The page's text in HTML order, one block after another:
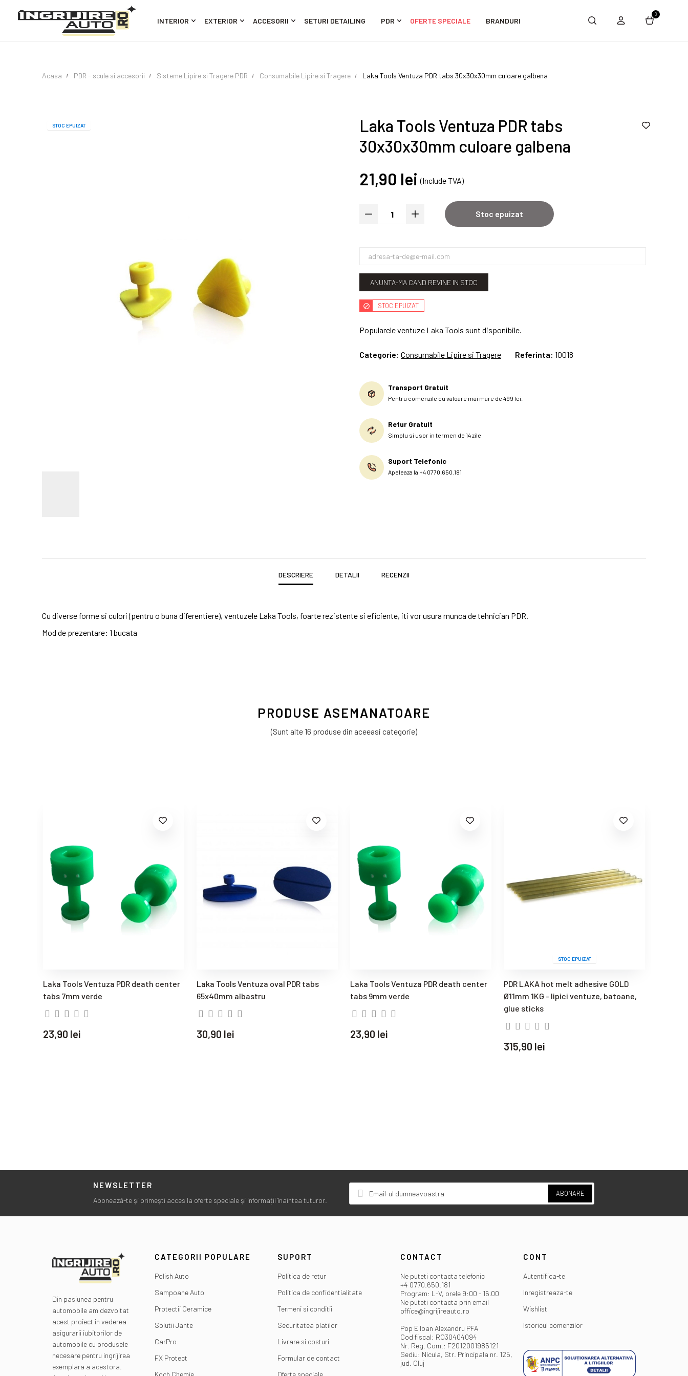
INTERIOR EXTERIOR ACCESORII SETURI DETAILING PDR OFERTE SPECIALE BRANDURI
0
Acasa PDR - scule si accesorii Sisteme Lipire si Tragere PDR Consumabile Lipire si Tragere Laka Tools Ventuza PDR tabs 30x30x30mm culoare galbena
STOC EPUIZAT
Laka Tools Ventuza PDR tabs
30x30x30mm culoare galbena
21,90 lei (Include TVA)
Stoc epuizat
ANUNTA-MA CAND REVINE IN STOC
STOC EPUIZAT
Popularele ventuze Laka Tools sunt disponibile.
Categorie: Consumabile Lipire si Tragere Referinta: 10018
Transport Gratuit
Pentru comenzile cu valoare mai mare de 499 lei.
Retur Gratuit
Simplu si usor in termen de 14 zile
Suport Telefonic
Apeleaza la +4 0770.650.181
DESCRIERE DETALII RECENZII
Cu diverse forme si culori (pentru o buna diferentiere), ventuzele Laka Tools, foarte rezistente si eficiente, iti vor usura munca de tehnician PDR.
Mod de prezentare: 1 bucata
PRODUSE ASEMANATOARE
(Sunt alte 16 produse din aceeasi categorie)
Laka Tools Ventuza PDR death center
tabs 7mm verde
23,90 lei
Laka Tools Ventuza oval PDR tabs
65x40mm albastru
30,90 lei
Laka Tools Ventuza PDR death center
tabs 9mm verde
23,90 lei
STOC EPUIZAT
PDR LAKA hot melt adhesive GOLD
Ø11mm 1KG - lipici ventuze, batoane,
glue sticks
315,90 lei
NEWSLETTER
Abonează-te și primești acces la oferte speciale și informații înaintea tuturor.
ABONARE
Din pasiunea pentru
automobile am dezvoltat
acest proiect in vederea
asigurarii iubitorilor de
automobile cu produsele
necesare pentru ingrijirea
exemplara a acestora.
CATEGORII POPULARE
Polish Auto
Sampoane Auto
Protectii Ceramice
Solutii Jante
CarPro
FX Protect
SUPORT
Politica de retur
Politica de confidentialitate
Termeni si conditii
Securitatea platilor
Livrare si costuri
Formular de contact
CONTACT
Ne puteti contacta telefonic
+4 0770.650.181
Program: L-V, orele 9:00 - 16.00
Ne puteti contacta prin email
office@ingrijireauto.ro
Pop E Ioan Alexandru PFA
Cod fiscal: RO30404094
Nr. Reg. Com.: F2012001985121
Sediu: Nicula, Str. Principala nr. 125,
jud. Cluj
CONT
Autentifica-te
Inregistreaza-te
Wishlist
Istoricul comenzilor